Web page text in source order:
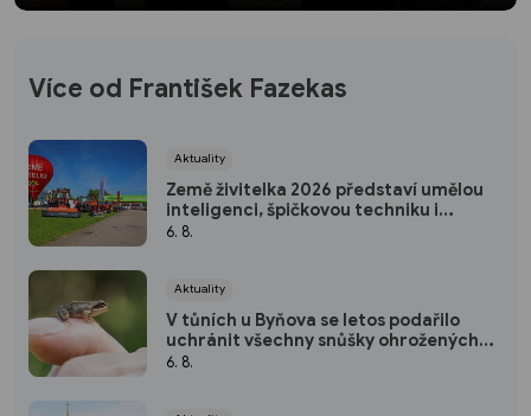
Více od František Fazekas
Aktuality
Země živitelka 2026 představí umělou
inteligenci, špičkovou techniku i
rekordní přehlídku hospodářských
6. 8.
Aktuality
V tůních u Byňova se letos podařilo
uchránit všechny snůšky ohrožených
skokanů štíhlých. Louky Rudiho Mattoni
6. 8.